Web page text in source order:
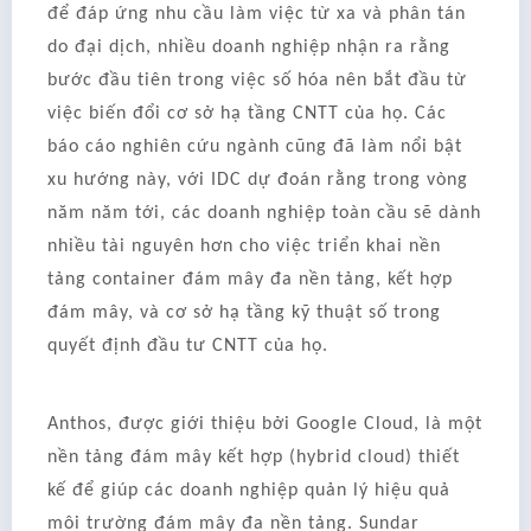
để đáp ứng nhu cầu làm việc từ xa và phân tán
do đại dịch, nhiều doanh nghiệp nhận ra rằng
bước đầu tiên trong việc số hóa nên bắt đầu từ
việc biến đổi cơ sở hạ tầng CNTT của họ. Các
báo cáo nghiên cứu ngành cũng đã làm nổi bật
xu hướng này, với IDC dự đoán rằng trong vòng
năm năm tới, các doanh nghiệp toàn cầu sẽ dành
nhiều tài nguyên hơn cho việc triển khai nền
tảng container đám mây đa nền tảng, kết hợp
đám mây, và cơ sở hạ tầng kỹ thuật số trong
quyết định đầu tư CNTT của họ.
Anthos, được giới thiệu bởi Google Cloud, là một
nền tảng đám mây kết hợp (hybrid cloud) thiết
kế để giúp các doanh nghiệp quản lý hiệu quả
môi trường đám mây đa nền tảng. Sundar